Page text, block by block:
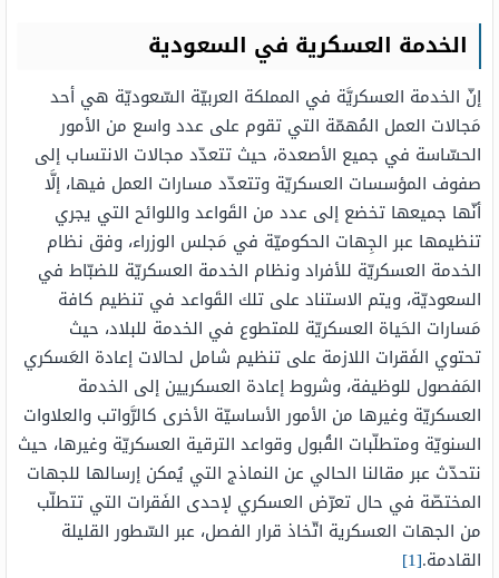
الخدمة العسكرية في السعودية
إنّ الخدمة العسكريَّة في المملكة العربيّة السّعوديّة هي أحد
مَجالات العمل المُهمّة التي تقوم على عدد واسع من الأمور
الحسّاسة في جميع الأصعدة، حيث تتعدّد مجالات الانتساب إلى
صفوف المؤسسات العسكريّة وتتعدّد مسارات العمل فيها، إلَّا
أنّها جميعها تخضع إلى عدد من القَواعد واللوائح التي يجري
تنظيمها عبر الجِهات الحكوميّة في مَجلس الوزراء، وفق نظام
الخدمة العسكريّة للأفراد ونظام الخدمة العسكريّة للضبّاط في
السعوديّة، ويتم الاستناد على تلك القَواعد في تنظيم كافة
مَسارات الحَياة العسكريّة للمتطوع في الخدمة للبلاد، حيث
تحتوي الفَقرات اللازمة على تنظيم شامل لحالات إعادة العَسكري
المَفصول للوظيفة، وشروط إعادة العسكريين إلى الخدمة
العسكريّة وغيرها من الأمور الأساسيّة الأخرى كالرَّواتب والعلاوات
السنويّة ومتطلّبات القُبول وقواعد الترقية العسكريّة وغيرها، حيث
نتحدّث عبر مقالنا الحالي عن النماذج التي يُمكن إرسالها للجهات
المختصّة في حال تعرّض العسكري لإحدى الفَقرات التي تتطلّب
من الجهات العسكرية اتّخاذ قرار الفصل، عبر السّطور القليلة
القادمة.[1]